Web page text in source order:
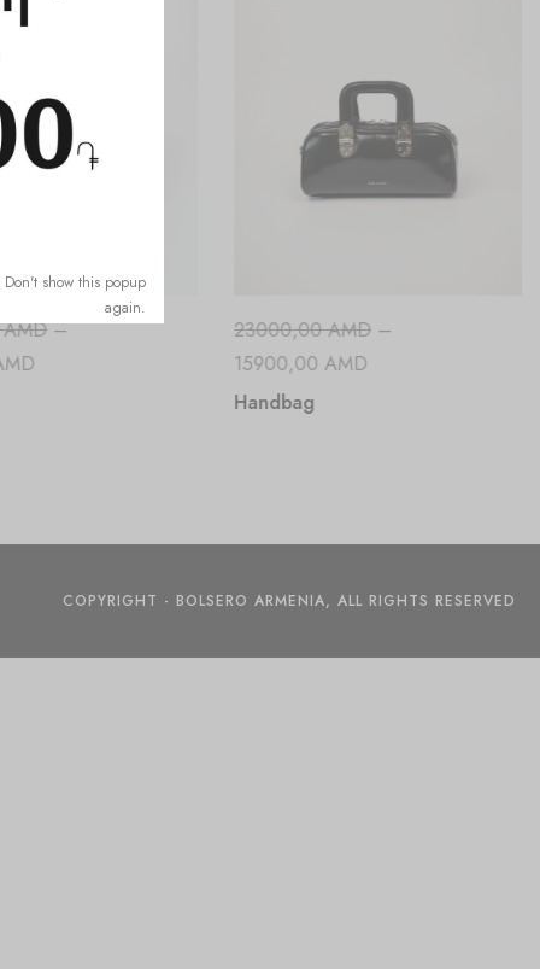
Don't show this popup
again.
AMD–
23000,00AMD –
15900,00AMD
Handbag
COPYRIGHT - BOLSERO ARMENIA, ALL RIGHTS RESERVED